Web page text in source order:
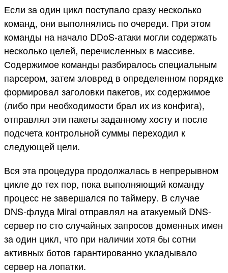
Если за один цикл поступало сразу несколько
команд, они выполнялись по очереди. При этом
команды на начало DDoS-атаки могли содержать
несколько целей, перечисленных в массиве.
Содержимое команды разбиралось специальным
парсером, затем зловред в определенном порядке
формировал заголовки пакетов, их содержимое
(либо при необходимости брал их из конфига),
отправлял эти пакеты заданному хосту и после
подсчета контрольной суммы переходил к
следующей цели.
Вся эта процедура продолжалась в непрерывном
цикле до тех пор, пока выполняющий команду
процесс не завершался по таймеру. В случае
DNS-флуда Mirai отправлял на атакуемый DNS-
сервер по сто случайных запросов доменных имен
за один цикл, что при наличии хотя бы сотни
активных ботов гарантированно укладывало
сервер на лопатки.